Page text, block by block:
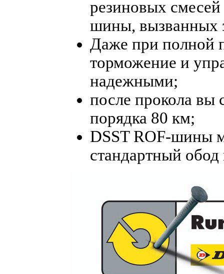
резиновых
шины, вызванных
Даже при полной
торможение и
надежными;
после прокола вы
порядка 80 км;
DSST ROF-шины
стандартный